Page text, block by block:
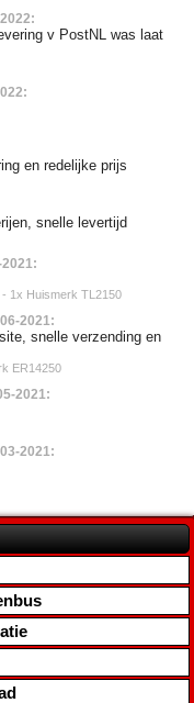
v PostNL was laat
en redelijke prijs
snelle levertijd
1x Huismerk TL2150
2021:
snelle verzending en
ER14250
2021:
2021: